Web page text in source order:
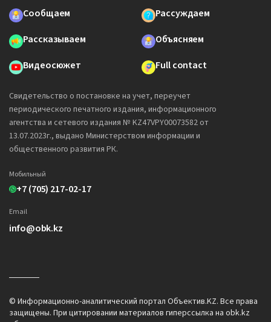
Сообщаем
Рассуждаем
Рассказываем
Объясняем
Видеосюжет
Full contact
Свидетельство о постановке на учет, переучет
периодического печатного издания, информационного
агентства и сетевого издания № KZ47VPY00073582 от
13.07.2023г., выдано Министерством информации и
общественного развития РК.
Мобильный
+7 (705) 217-02-17
Email
info@obk.kz
© Информационно-аналитический портал Объектив.KZ. Все права
защищены. При цитировании материалов гиперссылка на obk.kz